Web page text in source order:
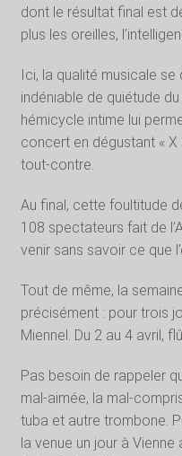
dont le résultat final est
plus les oreilles,
Ici, la qualité musicale
indéniable de quiétude
hémicycle intime lui
concert en dégustant «
tout-contre.
Au final, cette foultitude
108 spectateurs fait de
venir sans savoir ce que
Tout de même, la
précisément : pour trois
Miennel. Du 2 au 4 avril,
Pas besoin de rappeler
mal-aimée, la mal-
tuba et autre trombone.
la venue un jour à